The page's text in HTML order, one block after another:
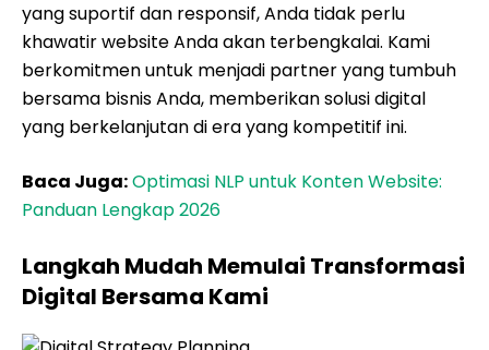
yang suportif dan responsif, Anda tidak perlu
khawatir website Anda akan terbengkalai. Kami
berkomitmen untuk menjadi partner yang tumbuh
bersama bisnis Anda, memberikan solusi digital
yang berkelanjutan di era yang kompetitif ini.
Baca Juga:Optimasi NLP untuk Konten Website:
Panduan Lengkap 2026
Langkah Mudah Memulai Transformasi
Digital Bersama Kami